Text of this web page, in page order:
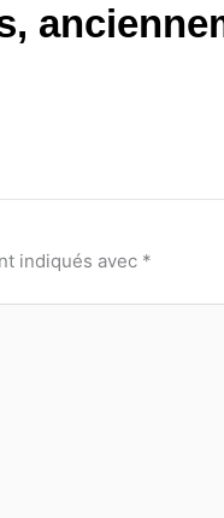
indiqués avec *